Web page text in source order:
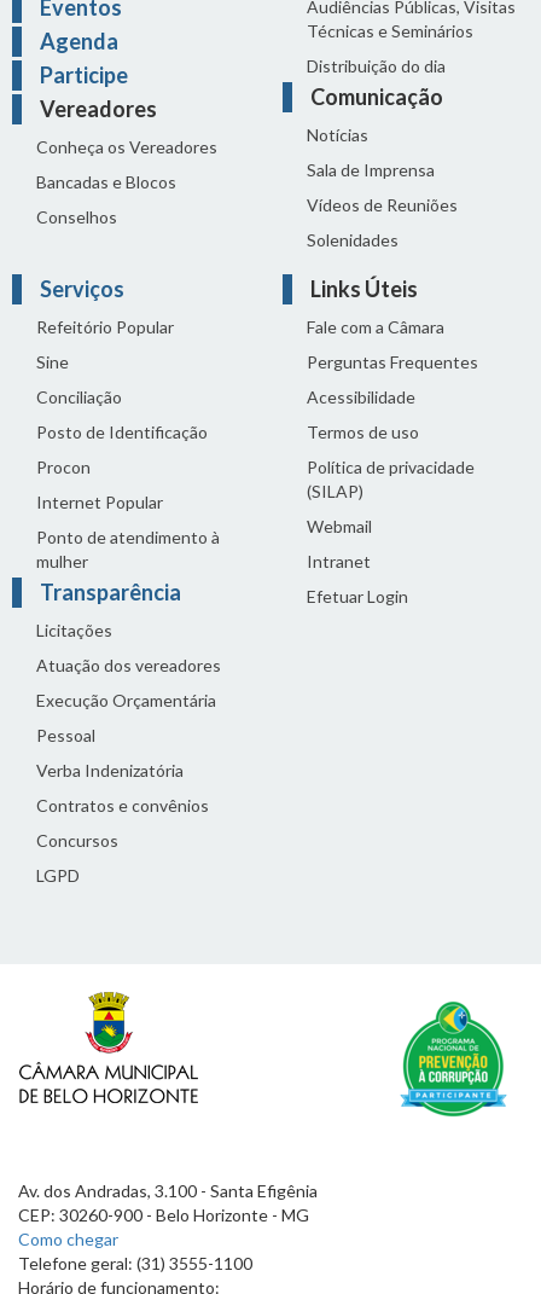
Eventos
Agenda
Participe
Vereadores
Conheça os Vereadores
Bancadas e Blocos
Conselhos
Audiências Públicas, Visitas
Técnicas e Seminários
Distribuição do dia
Comunicação
Notícias
Sala de Imprensa
Vídeos de Reuniões
Solenidades
Serviços
Refeitório Popular
Sine
Conciliação
Posto de Identificação
Procon
Internet Popular
Ponto de atendimento à
mulher
Transparência
Licitações
Atuação dos vereadores
Execução Orçamentária
Pessoal
Verba Indenizatória
Contratos e convênios
Concursos
LGPD
Links Úteis
Fale com a Câmara
Perguntas Frequentes
Acessibilidade
Termos de uso
Política de privacidade
(SILAP)
Webmail
Intranet
Efetuar Login
Av. dos Andradas, 3.100 - Santa Efigênia
CEP: 30260-900 - Belo Horizonte - MG
Como chegar
Telefone geral: (31) 3555-1100
Horário de funcionamento: